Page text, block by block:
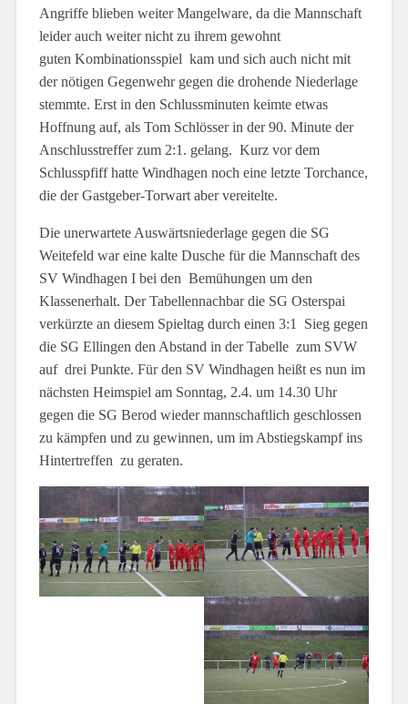
Angriffe blieben weiter Mangelware, da die Mannschaft
leider auch weiter nicht zu ihrem gewohnt
guten Kombinationsspiel kam und sich auch nicht mit
der nötigen Gegenwehr gegen die drohende Niederlage
stemmte. Erst in den Schlussminuten keimte etwas
Hoffnung auf, als Tom Schlösser in der 90. Minute der
Anschlusstreffer zum 2:1. gelang. Kurz vor dem
Schlusspfiff hatte Windhagen noch eine letzte Torchance,
die der Gastgeber-Torwart aber vereitelte.
Die unerwartete Auswärtsniederlage gegen die SG
Weitefeld war eine kalte Dusche für die Mannschaft des
SV Windhagen I bei den Bemühungen um den
Klassenerhalt. Der Tabellennachbar die SG Osterspai
verkürzte an diesem Spieltag durch einen 3:1 Sieg gegen
die SG Ellingen den Abstand in der Tabelle zum SVW
auf drei Punkte. Für den SV Windhagen heißt es nun im
nächsten Heimspiel am Sonntag, 2.4. um 14.30 Uhr
gegen die SG Berod wieder mannschaftlich geschlossen
zu kämpfen und zu gewinnen, um im Abstiegskampf ins
Hintertreffen zu geraten.